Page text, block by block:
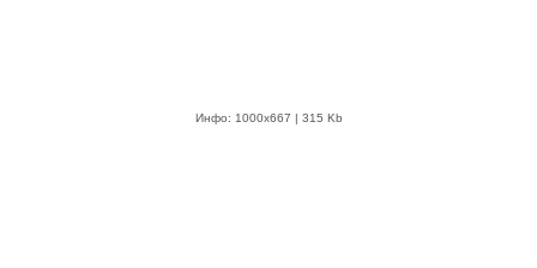
Инфо: 1000х667 | 315 Kb